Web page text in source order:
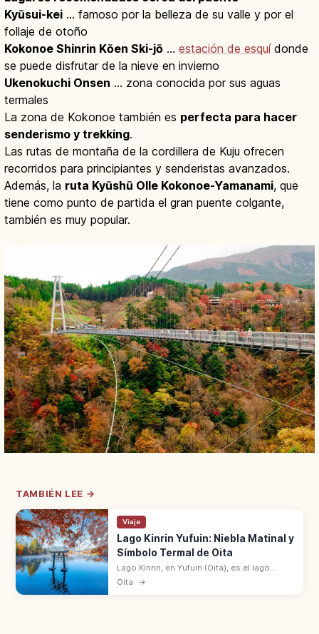
Kyūsui-kei … famoso por la belleza de su valle y por el
follaje de otoño
Kokonoe Shinrin Kōen Ski-jō … estación de esquídonde
se puede disfrutar de la nieve en invierno
Ukenokuchi Onsen … zona conocida por sus aguas
termales
La zona de Kokonoe también es perfecta para hacer
senderismo y trekking.
Las rutas de montaña de la cordillera de Kuju ofrecen
recorridos para principiantes y senderistas avanzados.
Además, la ruta Kyūshū Olle Kokonoe-Yamanami, que
tiene como punto de partida el gran puente colgante,
también es muy popular.
TAMBIÉN LEE →
Viaje
Lago Kinrin Yufuin: Niebla Matinal y
Símbolo Termal de Oita
Lago Kinrin, en Yufuin (Oita), es el lago
símbolo de la zona termal. Niebla matinal
Oita →